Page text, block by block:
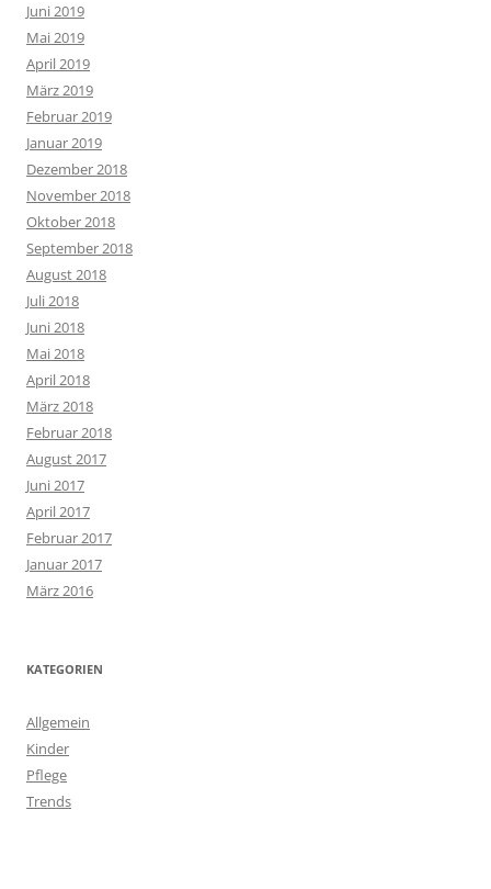
Juni 2019
Mai 2019
April 2019
März 2019
Februar 2019
Januar 2019
Dezember 2018
November 2018
Oktober 2018
September 2018
August 2018
Juli 2018
Juni 2018
Mai 2018
April 2018
März 2018
Februar 2018
August 2017
Juni 2017
April 2017
Februar 2017
Januar 2017
März 2016
KATEGORIEN
Allgemein
Kinder
Pflege
Trends